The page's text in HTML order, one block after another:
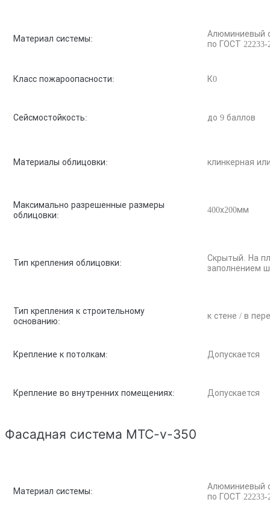
Материал системы:
Алюминиевый
по ГОСТ 22233-
Класс пожароопасности: К0
Сейсмостойкость: до 9 баллов
Материалы облицовки: клинкерная
Максимально разрешенные размеры
облицовки:
400х200мм
Тип крепления облицовки:
Скрытый. На
заполнением
Тип крепления к строительному
основанию:
к стене / в
Крепление к потолкам: Допускается
Крепление во внутренних помещениях: Допускается
Фасадная система MTC-v-350
Материал системы:
Алюминиевый
по ГОСТ 22233-